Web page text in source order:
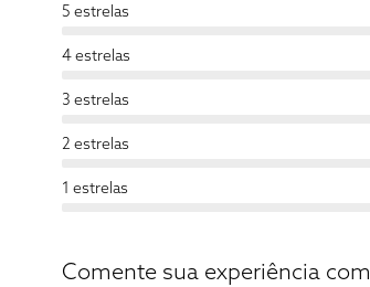
5 estrelas
4 estrelas
3 estrelas
2 estrelas
1 estrelas
Comente sua experiência com